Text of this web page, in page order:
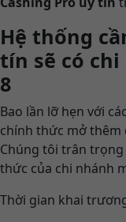
Hệ thống
tín sẽ có
8
Bao lần lỡ hẹn với
chính thức mở thêm
Chúng tôi trân
thức của chi nhánh
Thời gian khai